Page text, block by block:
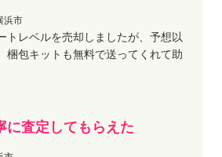
浜市
トレベルを売却しましたが、予想以
梱包キットも無料で送ってくれて助
に査定してもらえた